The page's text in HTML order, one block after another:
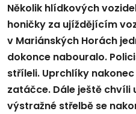
Několik hlídkových
honičky za ujíždějícím
v Mariánských Horách
dokonce nabouralo.
stříleli. Uprchlíky
zatáčce. Dále ještě chvíli
výstražné střelbě se